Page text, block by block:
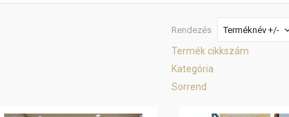
Rendezés Terméknév +/-
Termék cikkszám
Kategória
Sorrend